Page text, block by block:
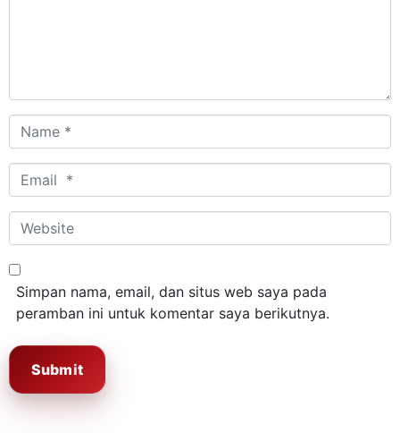
Name
*
Email
*
Website
Simpan nama, email, dan situs web saya pada
peramban ini untuk komentar saya berikutnya.
Submit